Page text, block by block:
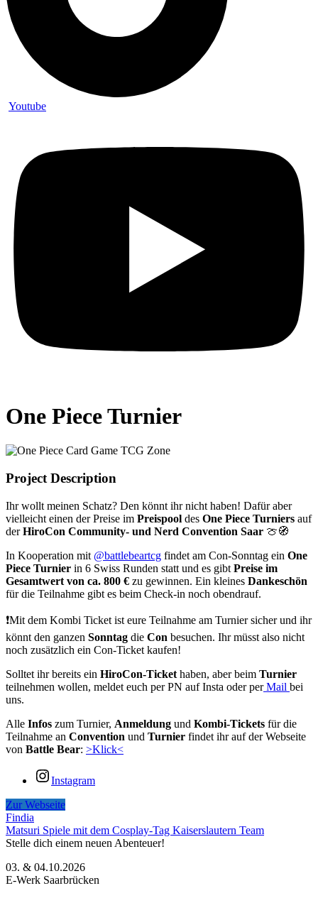
Youtube
One Piece Turnier
Project Description
Ihr wollt meinen Schatz? Den könnt ihr nicht haben! Dafür aber
vielleicht einen der Preise im Preispool des One Piece Turniers auf
derHiroCon Community- und Nerd Convention Saar 🍈🧭
In Kooperation mit @battlebeartcg findet am Con-Sonntag ein One
Piece Turnier in 6 Swiss Runden statt und es gibt Preise im
Gesamtwert von ca. 800 € zu gewinnen. Ein kleines Dankeschön
für die Teilnahme gibt es beim Check-in noch obendrauf.
❗Mit dem Kombi Ticket ist eure Teilnahme am Turnier sicher und ihr
könnt den ganzen Sonntag die Con besuchen. Ihr müsst also nicht
noch zusätzlich ein Con-Ticket kaufen!
Solltet ihr bereits ein HiroCon-Ticket haben, aber beim Turnier
teilnehmen wollen, meldet euch per PN auf Insta oder perMail bei
uns.
Alle Infos zum Turnier, Anmeldung und Kombi-Tickets für die
Teilnahme an Convention und Turnier findet ihr auf der Webseite
von Battle Bear: >Klick<
Instagram
Zur Webseite
Findia
Matsuri Spiele mit dem Cosplay-Tag Kaiserslautern Team
Stelle dich einem neuen Abenteuer!
03. & 04.10.2026
E-Werk Saarbrücken